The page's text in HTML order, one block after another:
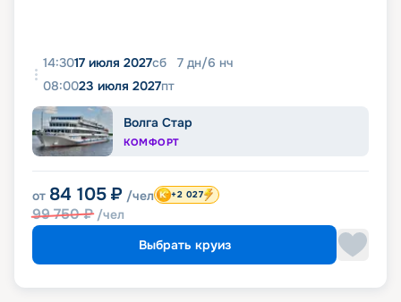
14:3017 июля 2027сб 7 дн/6 нч
08:0023 июля 2027пт
Волга Стар
КОМФОРТ
от 84 105 ₽ /чел
99 750₽ /чел
+2 027
Выбрать круиз